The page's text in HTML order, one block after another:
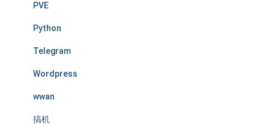
PVE
Python
Telegram
Wordpress
wwan
搞机